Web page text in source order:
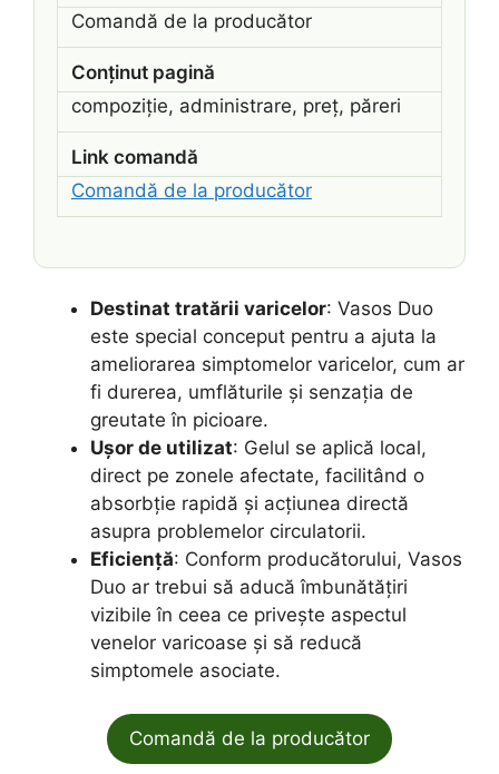
Comandă de la producător
Conținut pagină
compoziție, administrare, preț, păreri
Link comandă
Comandă de la producător
Destinat tratării varicelor: Vasos Duo
este special conceput pentru a ajuta la
ameliorarea simptomelor varicelor, cum ar
fi durerea, umflăturile și senzația de
greutate în picioare.
Ușor de utilizat: Gelul se aplică local,
direct pe zonele afectate, facilitând o
absorbție rapidă și acțiunea directă
asupra problemelor circulatorii.
Eficiență: Conform producătorului, Vasos
Duo ar trebui să aducă îmbunătățiri
vizibile în ceea ce privește aspectul
venelor varicoase și să reducă
simptomele asociate.
Comandă de la producător